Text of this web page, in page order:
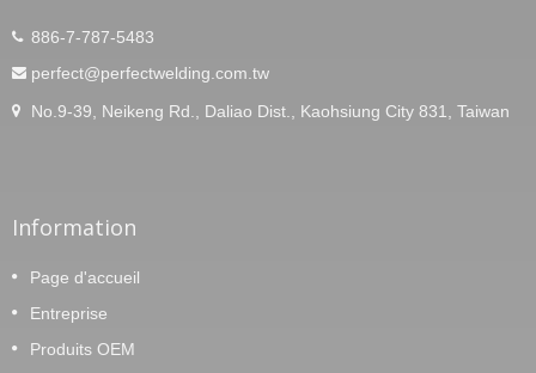
886-7-787-5483
perfect@perfectwelding.com.tw
No.9-39, Neikeng Rd., Daliao Dist., Kaohsiung City 831, Taiwan
Information
Page d'accueil
Entreprise
Produits OEM